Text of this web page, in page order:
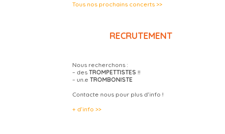
Tous nos prochains concerts >>
RECRUTEMENT
Nous recherchons :
– des TROMPETTISTES !!
– un.e TROMBONISTE
Contacte nous pour plus d’info !
+ d’info >>